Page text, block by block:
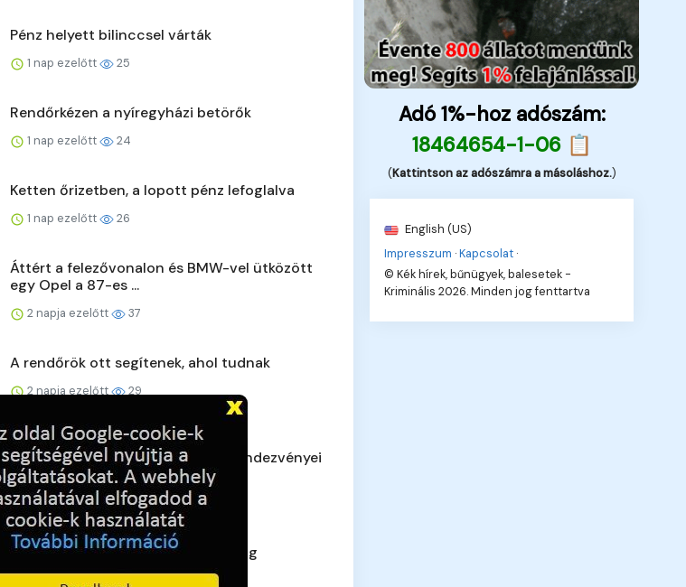
Pénz helyett bilinccsel várták
1 nap ezelőtt 25
Rendőrkézen a nyíregyházi betörők
1 nap ezelőtt 24
Ketten őrizetben, a lopott pénz lefoglalva
1 nap ezelőtt 26
Áttért a felezővonalon és BMW-vel ütközött
egy Opel a 87-es ...
2 napja ezelőtt 37
A rendőrök ott segítenek, ahol tudnak
2 napja ezelőtt 29
Veszprém vármegye augusztusi rendezvényei
2 napja ezelőtt 29
Lezárult a Makói Rendőrkapitányság
Táblavadász akciója
Adó 1%-hoz adószám:
18464654-1-06 📋
(Kattintson az adószámra a másoláshoz.)
English (US)
Impresszum ·Kapcsolat ·
© Kék hírek, bűnügyek, balesetek -
Kriminális 2026. Minden jog fenttartva